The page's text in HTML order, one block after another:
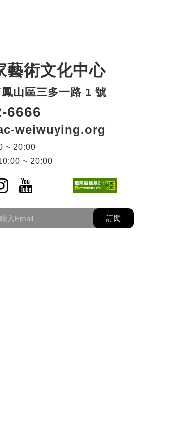
藝術文化中心
山區三多一路 1 號
6666
weiwuying.org
~ 20:00
~ 20:00
窗)
) 新視窗)另開新視窗)
YouTube(另開新視窗)
訂閱